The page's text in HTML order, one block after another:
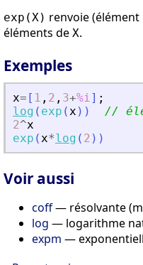
exp(X) renvoie
éléments de X.
Exemples
x= [ 1 , 2 , 3+%i] ;
log ( exp (x ) )
//
2^x
exp (x*log ( 2 ) )
Voir aussi
coff— résolvante
log — logarithme
expm —